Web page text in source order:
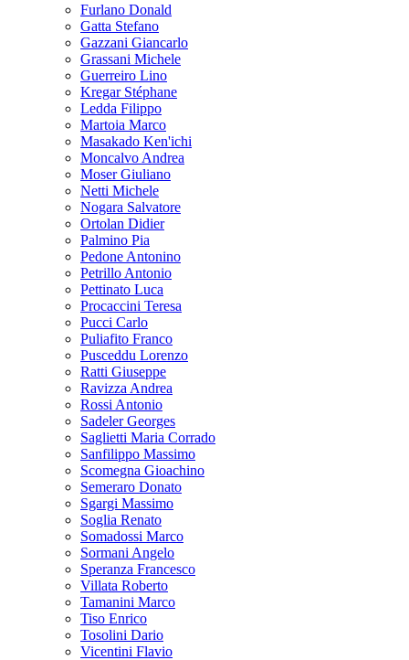
Furlano Donald
Gatta Stefano
Gazzani Giancarlo
Grassani Michele
Guerreiro Lino
Kregar Stéphane
Ledda Filippo
Martoia Marco
Masakado Ken'ichi
Moncalvo Andrea
Moser Giuliano
Netti Michele
Nogara Salvatore
Ortolan Didier
Palmino Pia
Pedone Antonino
Petrillo Antonio
Pettinato Luca
Procaccini Teresa
Pucci Carlo
Puliafito Franco
Pusceddu Lorenzo
Ratti Giuseppe
Ravizza Andrea
Rossi Antonio
Sadeler Georges
Saglietti Maria Corrado
Sanfilippo Massimo
Scomegna Gioachino
Semeraro Donato
Sgargi Massimo
Soglia Renato
Somadossi Marco
Sormani Angelo
Speranza Francesco
Villata Roberto
Tamanini Marco
Tiso Enrico
Tosolini Dario
Vicentini Flavio